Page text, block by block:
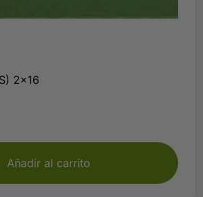
2×16
Añadir al carrito